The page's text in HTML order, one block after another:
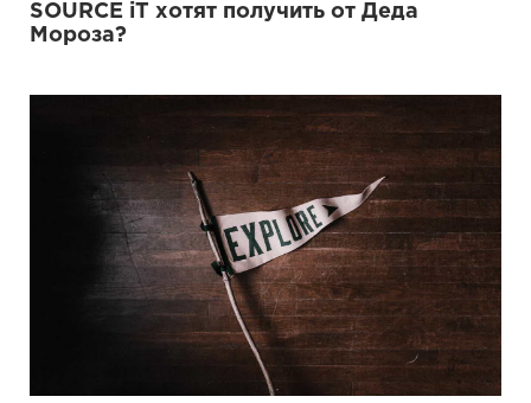
SOURCE iT хотят получить от Деда
Мороза?